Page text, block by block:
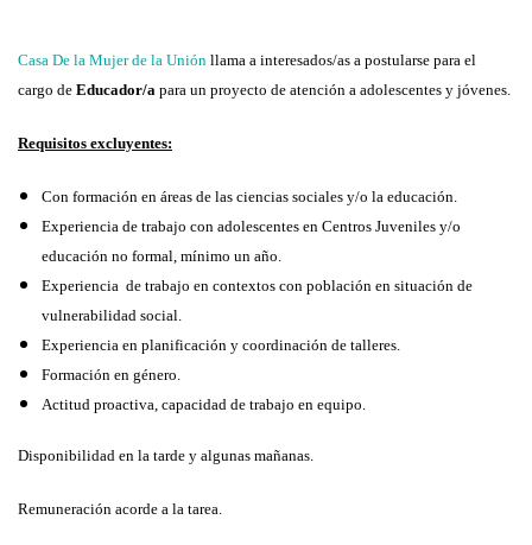
Casa De la Mujer de la Unión llama a interesados/as a postularse para el
cargo de Educador/a para un proyecto de atención a adolescentes y jóvenes.
Requisitos excluyentes:
Con formación en áreas de las ciencias sociales y/o la educación.
Experiencia de trabajo con adolescentes en Centros Juveniles y/o
educación no formal, mínimo un año.
Experiencia de trabajo en contextos con población en situación de
vulnerabilidad social.
Experiencia en planificación y coordinación de talleres.
Formación en género.
Actitud proactiva, capacidad de trabajo en equipo.
Disponibilidad en la tarde y algunas mañanas.
Remuneración acorde a la tarea.